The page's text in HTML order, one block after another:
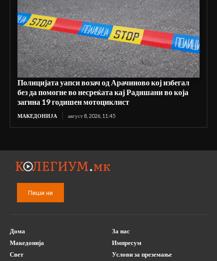
Полицијата уапси возач од Арачиново кој избегал
без да помогне во несреќата кај Радишани во која
загина 19 годишен мотоциклист
МАКЕДОНИЈА август 8, 2026, 11:45
Пиши ни
Дома
Македонија
Свет
За нас
Импресум
Услови за преземање